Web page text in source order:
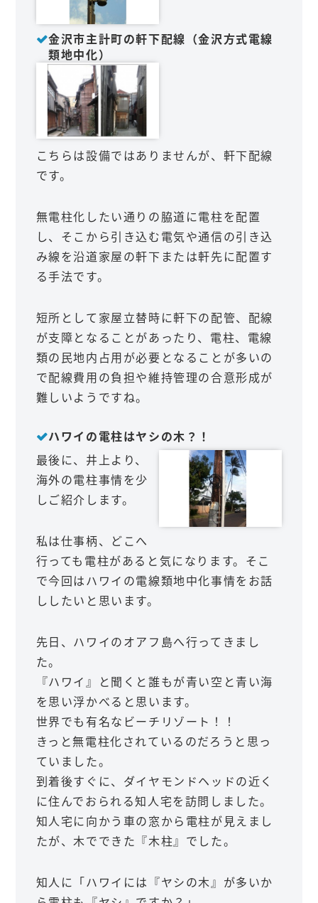
金沢市主計町の軒下配線（金沢方式電線
類地中化）
こちらは設備ではありませんが、軒下配線
です。
無電柱化したい通りの脇道に電柱を配置
し、そこから引き込む電気や通信の引き込
み線を沿道家屋の軒下または軒先に配置す
る手法です。
短所として家屋立替時に軒下の配管、配線
が支障となることがあったり、電柱、電線
類の民地内占用が必要となることが多いの
で配線費用の負担や維持管理の合意形成が
難しいようですね。
ハワイの電柱はヤシの木？！
最後に、井上より、
海外の電柱事情を少
しご紹介します。
私は仕事柄、どこへ
行っても電柱があると気になります。そこ
で今回はハワイの電線類地中化事情をお話
ししたいと思います。
先日、ハワイのオアフ島へ行ってきまし
た。
『ハワイ』と聞くと誰もが青い空と青い海
を思い浮かべると思います。
世界でも有名なビーチリゾート！！
きっと無電柱化されているのだろうと思っ
ていました。
到着後すぐに、ダイヤモンドヘッドの近く
に住んでおられる知人宅を訪問しました。
知人宅に向かう車の窓から電柱が見えまし
たが、木でできた『木柱』でした。
知人に「ハワイには『ヤシの木』が多いか